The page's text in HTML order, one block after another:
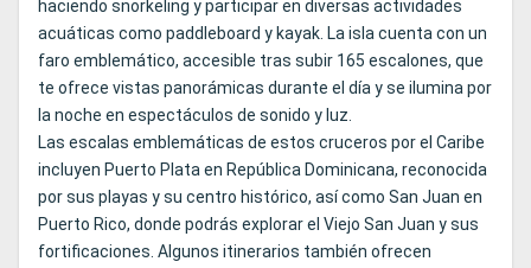
haciendo snorkeling y participar en diversas actividades
acuáticas como paddleboard y kayak. La isla cuenta con un
faro emblemático, accesible tras subir 165 escalones, que
te ofrece vistas panorámicas durante el día y se ilumina por
la noche en espectáculos de sonido y luz.
Las escalas emblemáticas de estos cruceros por el Caribe
incluyen Puerto Plata en República Dominicana, reconocida
por sus playas y su centro histórico, así como San Juan en
Puerto Rico, donde podrás explorar el Viejo San Juan y sus
fortificaciones. Algunos itinerarios también ofrecen